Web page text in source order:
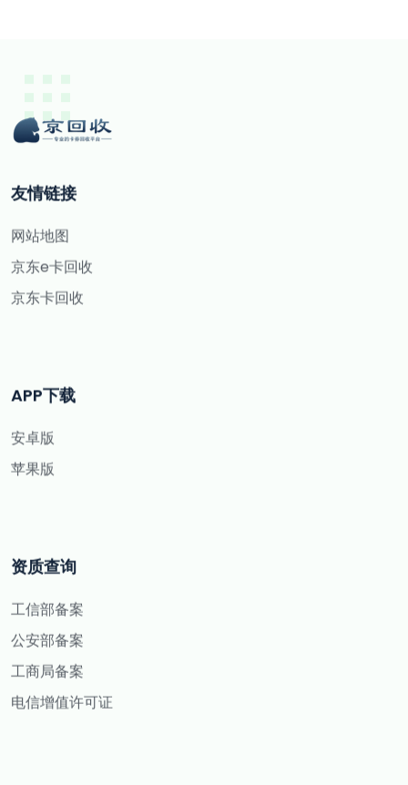
友情链接
网站地图
京东e卡回收
京东卡回收
APP下载
安卓版
苹果版
资质查询
工信部备案
公安部备案
工商局备案
电信增值许可证